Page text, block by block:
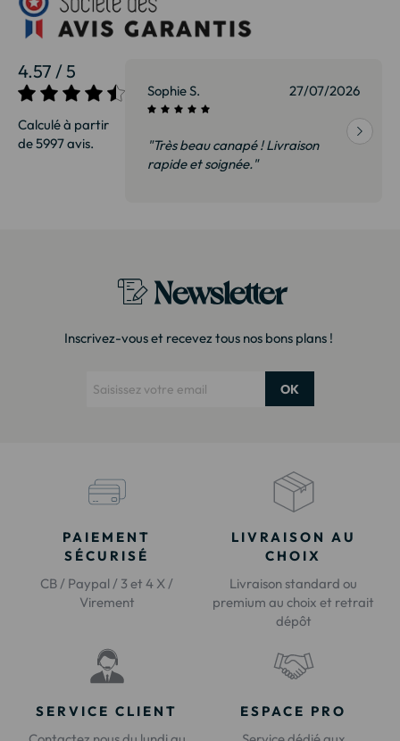
4.57 / 5
Calculé à partir
de 5997 avis.
27/07/2026 Patrice G. 01/07/2026
"Très satisfait. Nous avons vu cette
bibliothèque en magasin à 35% de
Newsletter
Inscrivez-vous et recevez tous nos bons plans !
OK
PAIEMENT
SÉCURISÉ
CB / Paypal / 3 et 4 X /
Virement
LIVRAISON AU
CHOIX
Livraison standard ou
premium au choix et retrait
dépôt
SERVICE CLIENT
ESPACE PRO